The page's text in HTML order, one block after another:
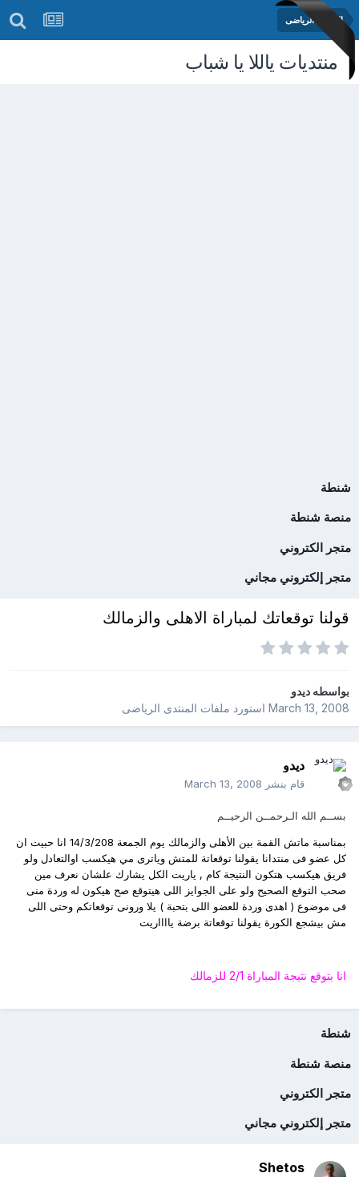
المنتدى الرياضى
منتديات ياللا يا شباب
شنطة
منصة شنطة
متجر الكتروني
متجر إلكتروني مجاني
قولنا توقعاتك لمباراة الاهلى والزمالك
بواسطهديدو
March 13, 2008استورد ملفات المنتدى الرياضى
ديدو
قام بنشر March 13, 2008
بســم الله الـرحمــن الرحيــم
بمناسبة ماتش القمة بين الأهلى والزمالك يوم الجمعة 14/3/208 انا حبيت ان
كل عضو فى منتدانا يقولنا توقعاتة للمتش وياترى مي هيكسب اوالتعادل ولو
فريق هيكسب هتكون النتيجة كام , ياريت الكل يشارك علشان نعرف مين
صحب التوقع الصحيح ولو على الجوايز اللى هيتوقع صح هيكون له وردة منى
فى موضوع ( اهدى وردة للعضو اللى بتحبة ) يلا ورونى توقعاتكم وحتى اللى
مش بيشجع الكورة يقولنا توقعاتة برضة يااااريت
انا بتوقع نتيجة المباراة 2/1 للزمالك
شنطة
منصة شنطة
متجر الكتروني
متجر إلكتروني مجاني
Shetos